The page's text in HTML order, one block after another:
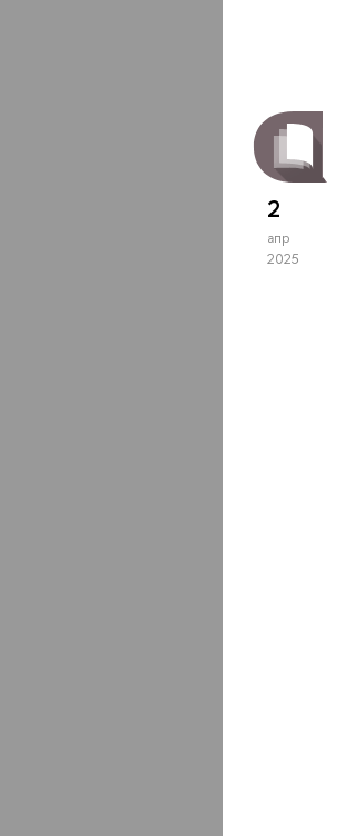
2
апр
2025